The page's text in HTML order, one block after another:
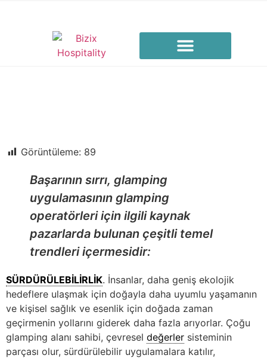
Görüntüleme: 89
Başarının sırrı, glamping
uygulamasının glamping
operatörleri için ilgili kaynak
pazarlarda bulunan çeşitli temel
trendleri içermesidir:
SÜRDÜRÜLEBİLİRLİK. İnsanlar, daha geniş ekolojik
hedeflere ulaşmak için doğayla daha uyumlu yaşamanın
ve kişisel sağlık ve esenlik için doğada zaman
geçirmenin yollarını giderek daha fazla arıyorlar. Çoğu
glamping alanı sahibi, çevresel değerler sisteminin
parçası olur, sürdürülebilir uygulamalara katılır,